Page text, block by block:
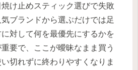
け止めスティック選びで失敗
ブランドから選ぶだけでは足
対して何を最優先にするかを
要で、ここが曖昧なまま買う
切れずに終わりやすくなりま